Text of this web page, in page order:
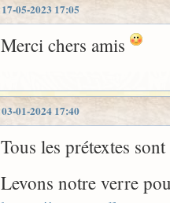
17-05-2023 17:05
Merci chers amis
03-01-2024 17:40
Tous les prétextes
Levons notre verre